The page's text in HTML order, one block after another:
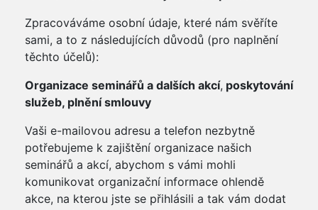
Zpracováváme osobní údaje, které nám svěříte
sami, a to z následujících důvodů (pro naplnění
těchto účelů):
Organizace seminářů a dalších akcí, poskytování
služeb, plnění smlouvy
Vaši e-mailovou adresu a telefon nezbytně
potřebujeme k zajištění organizace našich
seminářů a akcí, abychom s vámi mohli
komunikovat organizační informace ohlendě
akce, na kterou jste se přihlásili a tak vám dodat